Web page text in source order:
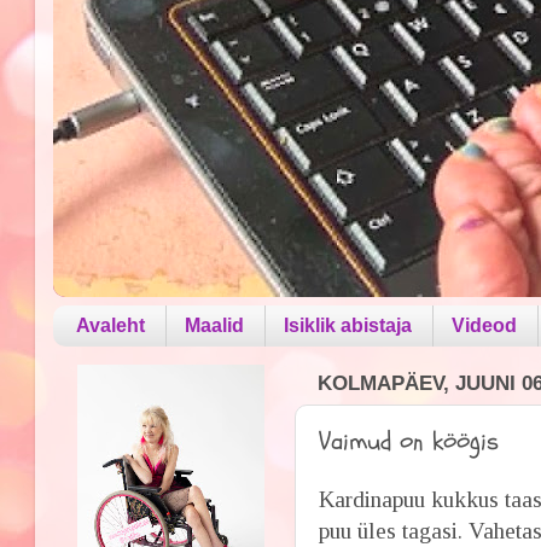
Avaleht Maalid Isiklik abistaja Videod
KOLMAPÄEV, JUUNI
Vaimud on köögis
Kardinapuu kukkus
puu üles tagasi.